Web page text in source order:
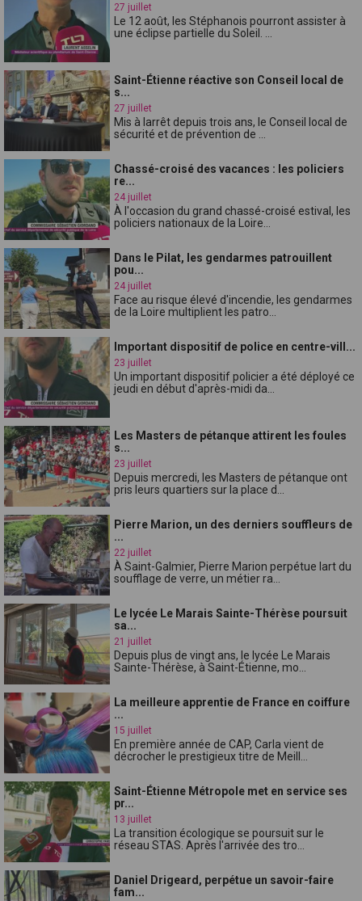
27 juillet
Le 12 août, les Stéphanois pourront assister à
une éclipse partielle du Soleil. ...
Saint-Étienne réactive son Conseil local de
s...
27 juillet
Mis à larrêt depuis trois ans, le Conseil local de
sécurité et de prévention de ...
Chassé-croisé des vacances : les policiers
re...
24 juillet
À l'occasion du grand chassé-croisé estival, les
policiers nationaux de la Loire...
Dans le Pilat, les gendarmes patrouillent
pou...
24 juillet
Face au risque élevé d'incendie, les gendarmes
de la Loire multiplient les patro...
Important dispositif de police en centre-vill...
23 juillet
Un important dispositif policier a été déployé ce
jeudi en début d'après-midi da...
Les Masters de pétanque attirent les foules
s...
23 juillet
Depuis mercredi, les Masters de pétanque ont
pris leurs quartiers sur la place d...
Pierre Marion, un des derniers souffleurs de
...
22 juillet
À Saint-Galmier, Pierre Marion perpétue lart du
soufflage de verre, un métier ra...
Le lycée Le Marais Sainte-Thérèse poursuit
sa...
21 juillet
Depuis plus de vingt ans, le lycée Le Marais
Sainte-Thérèse, à Saint-Étienne, mo...
La meilleure apprentie de France en coiffure
...
15 juillet
En première année de CAP, Carla vient de
décrocher le prestigieux titre de Meill...
Saint-Étienne Métropole met en service ses
pr...
13 juillet
La transition écologique se poursuit sur le
réseau STAS. Après l'arrivée des tro...
Daniel Drigeard, perpétue un savoir-faire
fam...